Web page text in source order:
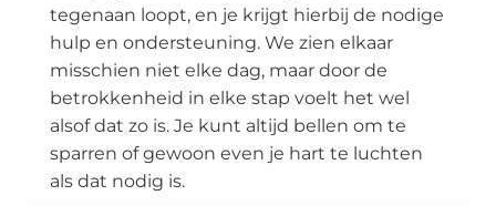
tegenaan loopt, en je krijgt hierbij de nodige
hulp en ondersteuning. We zien elkaar
misschien niet elke dag, maar door de
betrokkenheid in elke stap voelt het wel
alsof dat zo is. Je kunt altijd bellen om te
sparren of gewoon even je hart te luchten
als dat nodig is.